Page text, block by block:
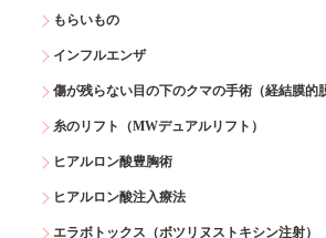
もらいもの
インフルエンザ
傷が残らない目の下のクマの手術（経結膜的
糸のリフト（MWデュアルリフト）
ヒアルロン酸豊胸術
ヒアルロン酸注入療法
エラボトックス（ボツリヌストキシン注射）